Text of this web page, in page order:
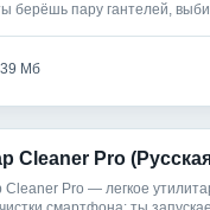
берёшь пару гантелей,
39 Мб
Cleaner Pro
Cleaner Pro — легкое